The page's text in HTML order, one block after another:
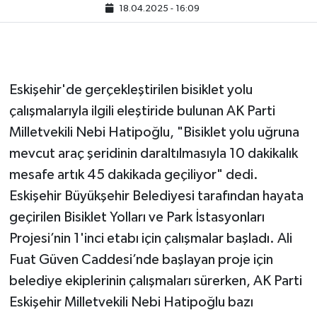
18.04.2025 - 16:09
Eskişehir'de gerçekleştirilen bisiklet yolu
çalışmalarıyla ilgili eleştiride bulunan AK Parti
Milletvekili Nebi Hatipoğlu, "Bisiklet yolu uğruna
mevcut araç şeridinin daraltılmasıyla 10 dakikalık
mesafe artık 45 dakikada geçiliyor" dedi.
Eskişehir Büyükşehir Belediyesi tarafından hayata
geçirilen Bisiklet Yolları ve Park İstasyonları
Projesi’nin 1'inci etabı için çalışmalar başladı. Ali
Fuat Güven Caddesi’nde başlayan proje için
belediye ekiplerinin çalışmaları sürerken, AK Parti
Eskişehir Milletvekili Nebi Hatipoğlu bazı